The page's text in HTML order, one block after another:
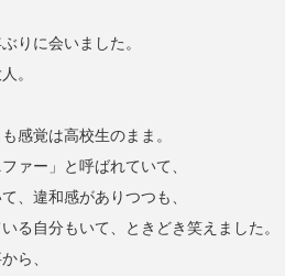
りに会いました。
。
感覚は高校生のまま。
ァー」と呼ばれていて、
、違和感がありつつも、
る自分もいて、ときどき笑えました。
ら、